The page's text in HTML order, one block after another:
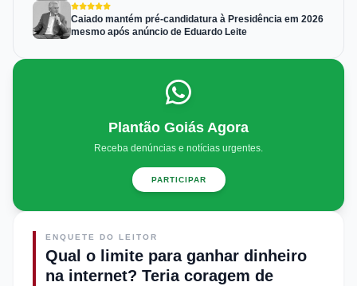
Caiado mantém pré-candidatura à Presidência em 2026
mesmo após anúncio de Eduardo Leite
Plantão Goiás Agora
Receba denúncias e notícias urgentes.
PARTICIPAR
ENQUETE DO LEITOR
Qual o limite para ganhar dinheiro
na internet? Teria coragem de